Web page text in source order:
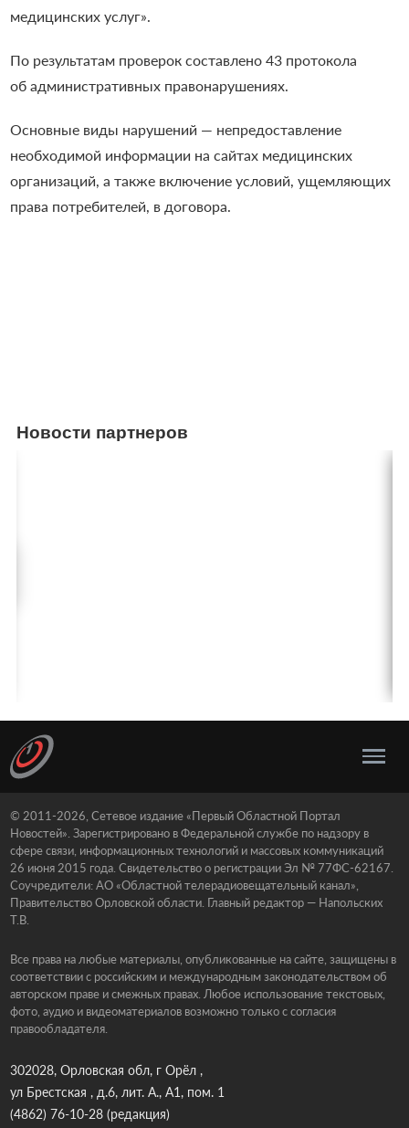
медицинских услуг».
По результатам проверок составлено 43 протокола
об административных правонарушениях.
Основные виды нарушений — непредоставление
необходимой информации на сайтах медицинских
организаций, а также включение условий, ущемляющих
права потребителей, в договора.
Новости партнеров
© 2011-2026, Сетевое издание «Первый Областной Портал
Новостей». Зарегистрировано в Федеральной службе по надзору в
сфере связи, информационных технологий и массовых коммуникаций
26 июня 2015 года. Свидетельство о регистрации Эл № 77ФС-62167.
Соучредители: АО «Областной телерадиовещательный канал»,
Правительство Орловской области. Главный редактор — Напольских
Т.В.
Все права на любые материалы, опубликованные на сайте, защищены в
соответствии с российским и международным законодательством об
авторском праве и смежных правах. Любое использование текстовых,
фото, аудио и видеоматериалов возможно только с согласия
правообладателя.
302028, Орловская обл, г Орёл ,
ул Брестская , д.6, лит. А., А1, пом. 1
(4862) 76-10-28(редакция)